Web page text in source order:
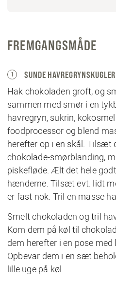
FREMGANGSMÅDE
1 SUNDE HAVREGRYNSKUGLER
Hak chokoladen groft, og
sammen med smør i en
havregryn, sukrin,
foodprocessor og blend
herefter op i en skål. Tilsæt
chokolade-smørblanding,
piskefløde. Ælt det hele
hænderne. Tilsæt evt. lidt
er fast nok. Tril en masse
Smelt chokoladen og tril
Kom dem på køl til
dem herefter i en pose
Opbevar dem i en sæt
lille uge på køl.